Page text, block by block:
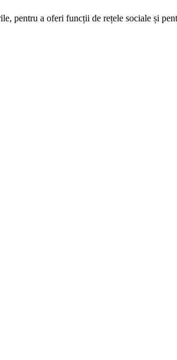
a oferi funcții de rețele sociale și